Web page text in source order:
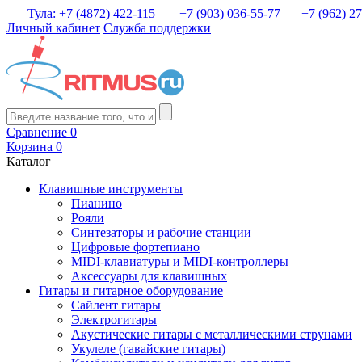
Тула: +7 (4872) 422-115 +7 (903) 036-55-77
+7 (962)
Личный кабинет Служба поддержки
Сравнение 0
Корзина 0
Каталог
Клавишные инструменты
Пианино
Рояли
Синтезаторы и рабочие станции
Цифровые фортепиано
MIDI-клавиатуры и MIDI-контроллеры
Аксессуары для клавишных
Гитары и гитарное оборудование
Сайлент гитары
Электрогитары
Акустические гитары с металлическими струнами
Укулеле (гавайские гитары)